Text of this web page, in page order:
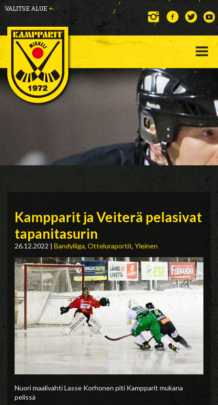
VALITSE ALUE +
Kampparit ja Veiterä pelasivat
tapanitasurin
26.12.2022 | Bandyliiga, Otteluraportit, Yleinen
Nuori maalivahti Lasse Korhonen piti Kampparit mukana
pelissä